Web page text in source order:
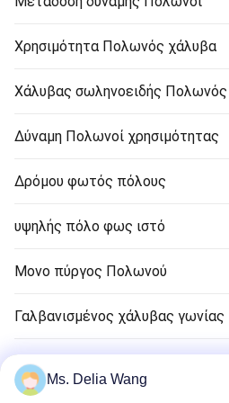
Χρησιμότητα Πολωνός χάλυβα
Χάλυβας σωληνοειδής Πολωνός
Δύναμη Πολωνοί χρησιμότητας
Δρόμου φωτός πόλους
υψηλής πόλο φως ιστό
Μονο πύργος Πολωνού
Γαλβανισμένος χάλυβας γωνίας
Φωτεινός σηματοδότης Πολωνός
Ms. Delia Wang